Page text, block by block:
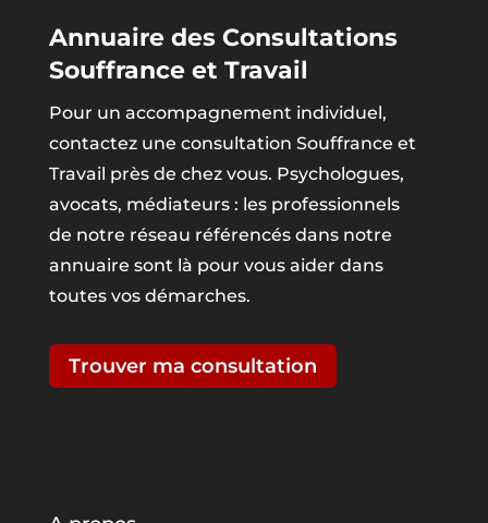
Annuaire des Consultations
Souffrance et Travail
Pour un accompagnement individuel,
contactez une consultation Souffrance et
Travail près de chez vous. Psychologues,
avocats, médiateurs : les professionnels
de notre réseau référencés dans notre
annuaire sont là pour vous aider dans
toutes vos démarches.
Trouver ma consultation